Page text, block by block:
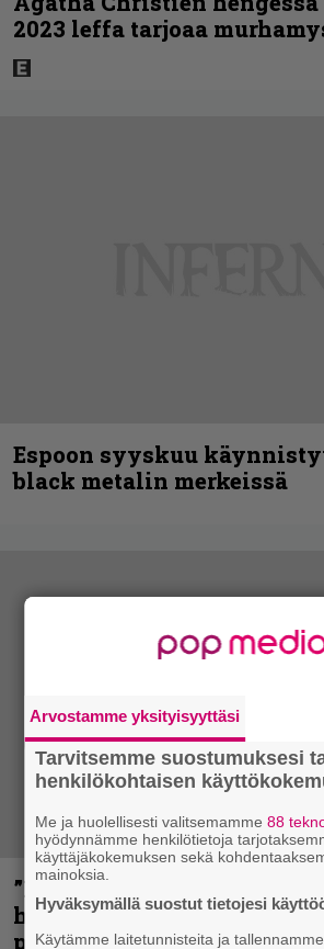
2023 leffa tarjoaa
Espoon syyskuu
black metalin merkeissä
”Mitalini näyttää ihan
huippu-uimari jamittelee
palkinnollaan
Arvostamme yksityisyyttäsi
Tarvitsemme suostumuksesi
henkilökohtaisen
Me ja huolellisesti valitsemamme88
hyödynnämme henkilötietoja
käyttäjäkokemuksen sekä
mainoksia.
Hyväksymällä suostut tietojesi
Käytämme laitetunnisteita ja